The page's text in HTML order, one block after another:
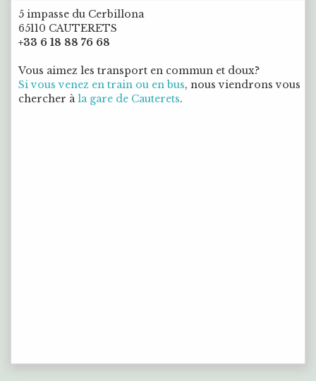
5 impasse du Cerbillona
65110 CAUTERETS
+33 6 18 88 76 68
Vous aimez les transport en commun et doux?
Si vous venez en train ou en bus, nous viendrons vous
chercher àla gare de Cauterets.